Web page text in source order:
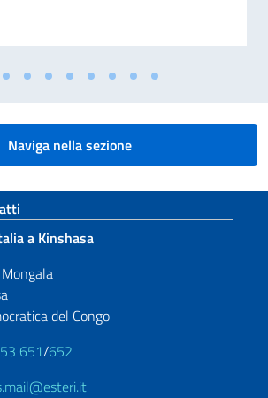
Naviga nella sezione
a Kinshasa
del Congo
651/652